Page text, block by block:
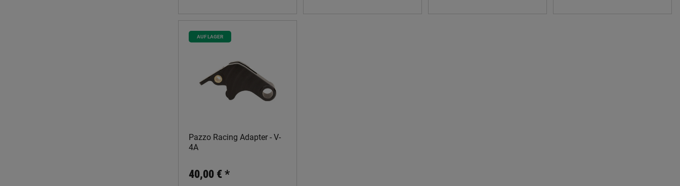
AUF LAGER
Pazzo Racing Adapter - V-
4A
40,00 €*